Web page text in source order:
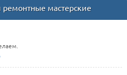
мастерские